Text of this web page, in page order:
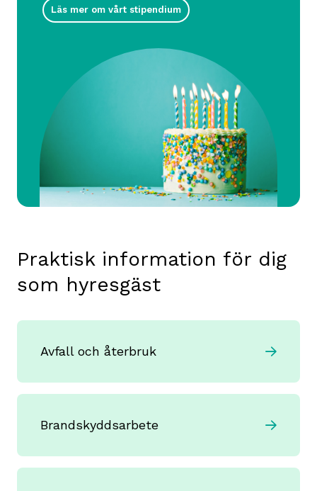
Läs mer om vårt stipendium
Praktisk information för dig
som hyresgäst
Avfall och återbruk
Brandskyddsarbete